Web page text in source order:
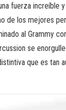
fuerza increíble
de los mejores
al Grammy
se
que es tan